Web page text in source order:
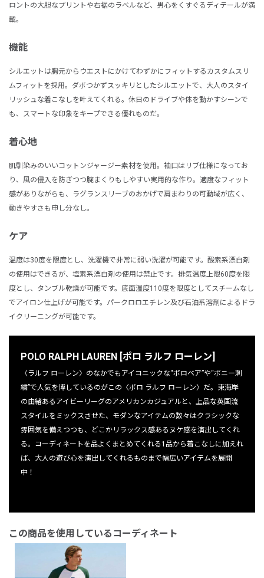
ロントの大胆なプリントや右裾のラベルなど、男心をくすぐるディテールが満
載。
機能
シルエットは胸元からウエストにかけてわずかにフィットするカスタムスリ
ムフィットを採用。ダボつかずスッキリとしたシルエットで、大人のスタイ
リッシュな着こなしを叶えてくれる。休日のドライブや体を動かすシーンで
も、スマートな印象をキープできる優れものだ。
着心地
肌馴染みのいいコットンジャージー素材を使用。袖口はリブ仕様になってお
り、風の侵入を防ぎつつ腕まくりもしやすい実用的な作り。適度なフィット
感がありながらも、ラグランスリーブのおかげで肩まわりの可動域が広く、
動きやすさも申し分なし。
ケア
温度は30度を限度とし、洗濯機で非常に弱い洗濯が可能です。酸素系漂白剤
の使用はできるが、塩素系漂白剤の使用は禁止です。排気温度上限60度を限
度とし、タンブル乾燥が可能です。底面温度110度を限度としてスチームなし
でアイロン仕上げが可能です。パークロロエチレン及び石油系溶剤によるドラ
イクリーニングが可能です。
POLO RALPH LAUREN [ポロ ラルフ ローレン]
〈ラルフ ローレン〉のなかでもアイコニックな“ポロベア”や“ポニー刺
繍”で人気を博しているのがこの〈ポロ ラルフ ローレン〉だ。東海岸
の由緒あるアイビーリーグのアメリカンカジュアルと、上品な英国流
スタイルをミックスさせた、モダンなアイテムの数々はクラシックな
雰囲気を備えつつも、どこかリラックス感あるヌケ感を演出してくれ
る。コーディネートを品よくまとめてくれる1品から着こなしに加えれ
ば、大人の遊び心を演出してくれるものまで幅広いアイテムを展開
中！
この商品を使用しているコーディネート